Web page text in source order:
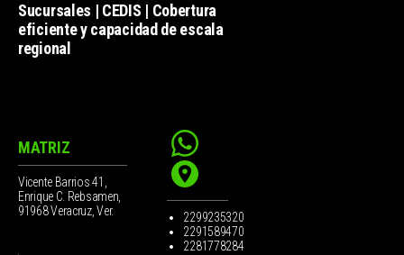
Sucursales | CEDIS | Cobertura
eficiente y capacidad de escala
regional
MATRIZ
Vicente Barrios 41,
Enrique C. Rebsamen,
91968 Veracruz, Ver.
2299235320
2291589470
2281778284